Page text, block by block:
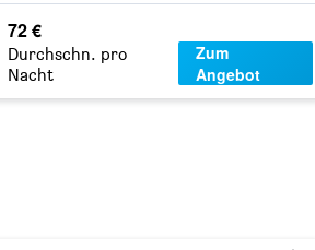
72 €
Durchschn. pro
Nacht
Zum
Angebot